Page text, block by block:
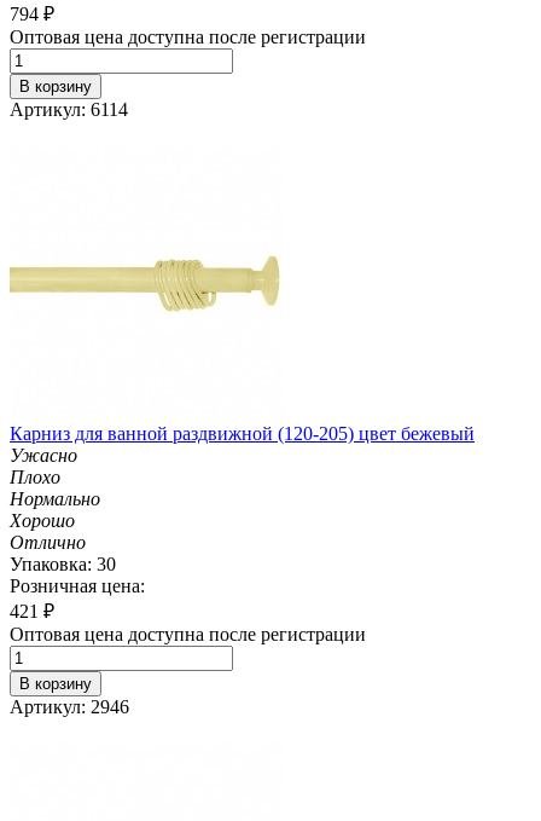
794 ₽
Оптовая цена доступна после регистрации
В корзину
Артикул: 6114
Карниз для ванной раздвижной (120-205) цвет бежевый
Ужасно
Плохо
Нормально
Хорошо
Отлично
Упаковка: 30
Розничная цена:
421 ₽
Оптовая цена доступна после регистрации
В корзину
Артикул: 2946